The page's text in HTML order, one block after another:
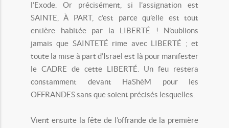
l’Exode. Or précisément, si l’assignation est
SAINTE, À PART, c’est parce qu’elle est tout
entière habitée par la LIBERTÉ ! N’oublions
jamais que SAINTETÉ rime avec LIBERTÉ ; et
toute la mise à part d’Israël est là pour manifester
le CADRE de cette LIBERTÉ. Un feu restera
constamment devant HaShèM pour les
OFFRANDES sans que soient précisés lesquelles.
Vient ensuite la fête de l’offrande de la première